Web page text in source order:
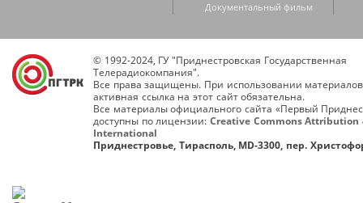
Документальный фильм
© 1992-2024, ГУ "Приднестровская Государственная
Телерадиокомпания".
Все права защищены. При использовании
активная ссылка на этот сайт обязательна.
Все материалы официального сайта «Первый
доступны по лицензии: Creative Commons Attribution
International
Приднестровье, Тирасполь, MD-3300, пер.